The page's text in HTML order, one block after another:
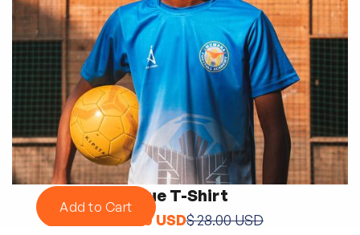
Blue T-Shirt
$ 24.00 USD$ 28.00 USD